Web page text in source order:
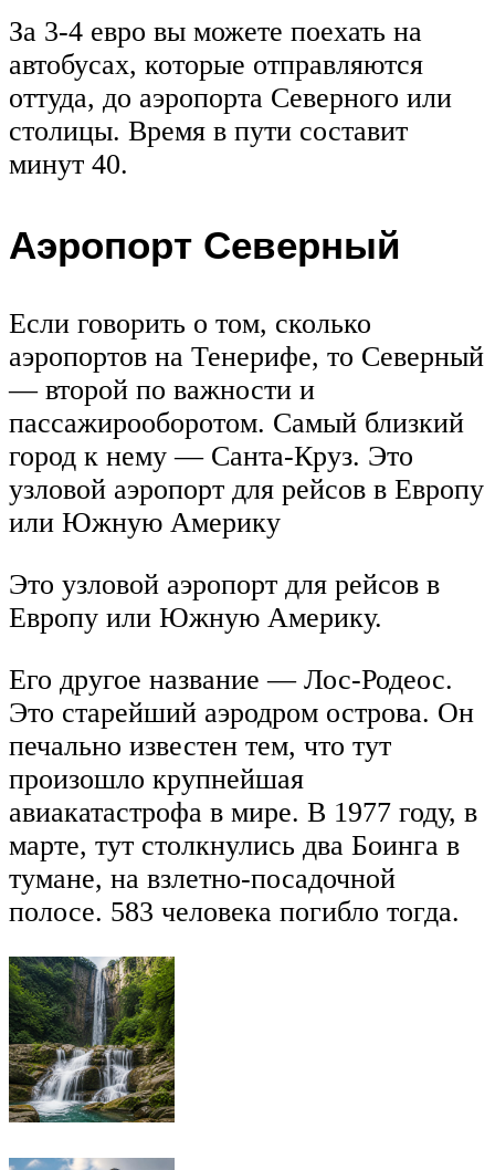
За 3-4 евро вы можете поехать на
автобусах, которые отправляются
оттуда, до аэропорта Северного или
столицы. Время в пути составит
минут 40.
Аэропорт Северный
Если говорить о том, сколько
аэропортов на Тенерифе, то Северный
— второй по важности и
пассажирооборотом. Самый близкий
город к нему — Санта-Круз. Это
узловой аэропорт для рейсов в Европу
или Южную Америку
Это узловой аэропорт для рейсов в
Европу или Южную Америку.
Его другое название — Лос-Родеос.
Это старейший аэродром острова. Он
печально известен тем, что тут
произошло крупнейшая
авиакатастрофа в мире. В 1977 году, в
марте, тут столкнулись два Боинга в
тумане, на взлетно-посадочной
полосе. 583 человека погибло тогда.